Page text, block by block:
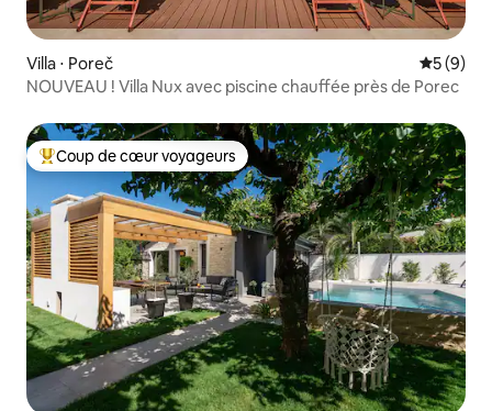
Villa ⋅ Poreč
5 (9)
NOUVEAU ! Villa Nux avec piscine chauffée près de Porec
Coups de cœur voyageurs les plus appréciés
Coup de cœur voyageurs